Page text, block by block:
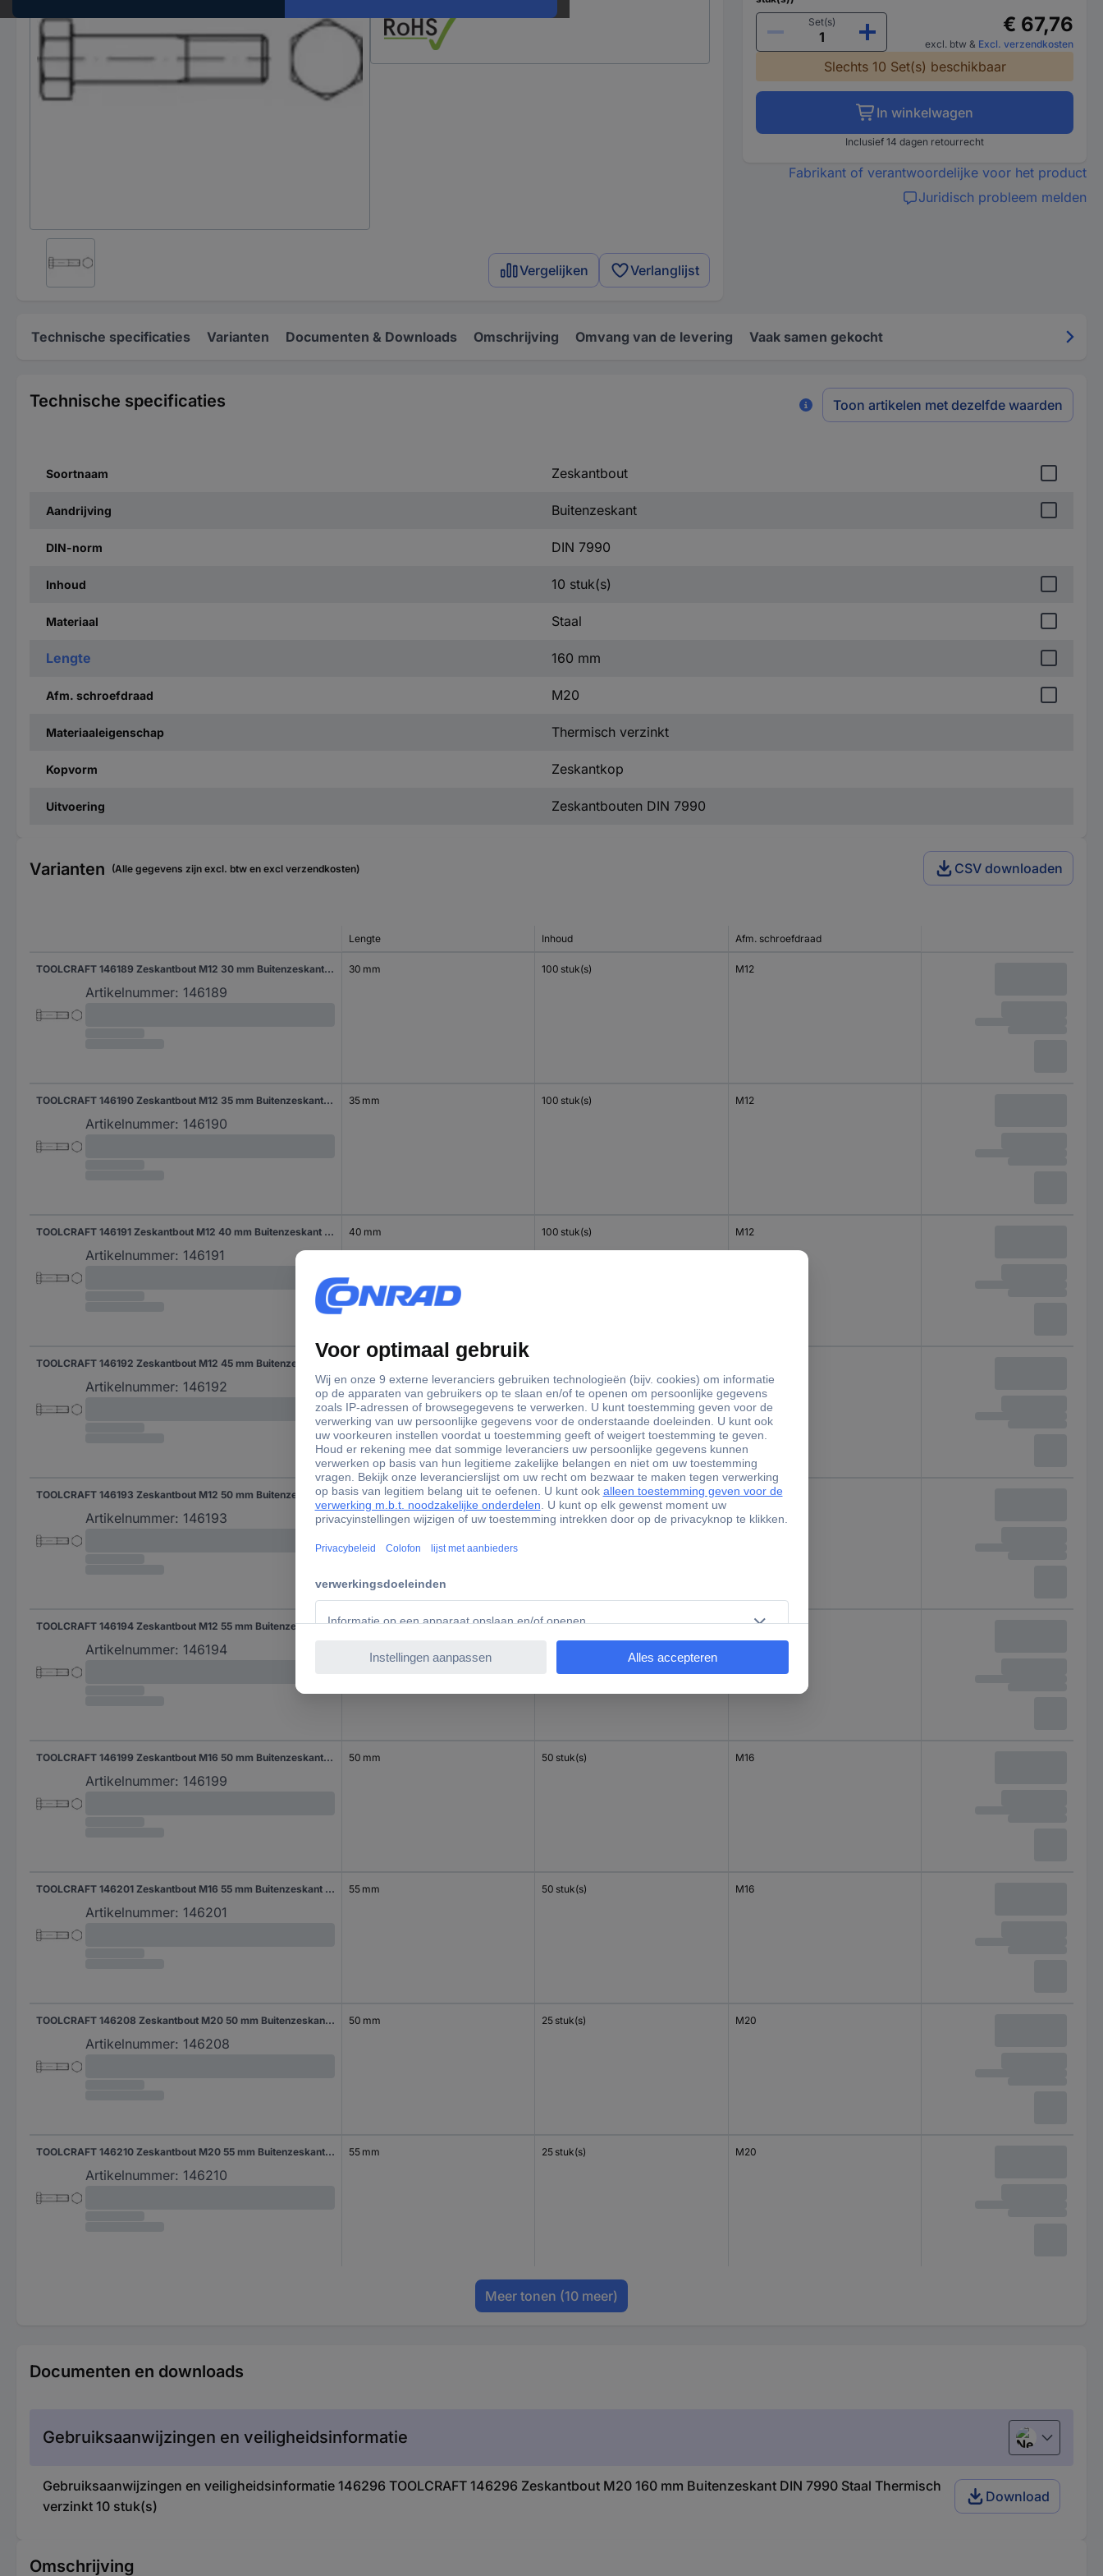
Vergelijken Verlanglijst
Set(s)
€ 67,76
excl. btw & Excl. verzendkosten
Slechts 10 Set(s) beschikbaar
In winkelwagen
Inclusief 14 dagen retourrecht
Fabrikant of verantwoordelijke voor het product
Juridisch probleem melden
Technische specificaties Varianten Documenten & Downloads Omschrijving Omvang van de levering Vaak samen gekocht
Technische specificaties Toon artikelen met dezelfde waarden
Soortnaam Zeskantbout
Aandrijving Buitenzeskant
DIN-norm DIN 7990
Inhoud 10 stuk(s)
Materiaal Staal
Lengte 160 mm
Afm. schroefdraad M20
Materiaaleigenschap Thermisch verzinkt
Kopvorm Zeskantkop
Uitvoering Zeskantbouten DIN 7990
Varianten (Alle gegevens zijn excl. btw en excl verzendkosten) CSV downloaden
Lengte Inhoud Afm. schroefdraad
TOOLCRAFT 146189 Zeskantbout M12 30 mm Buitenzeskant DIN 7990 Staal 100 stuk(s)
Artikelnummer: 146189
30 mm 100 stuk(s) M12
TOOLCRAFT 146190 Zeskantbout M12 35 mm Buitenzeskant DIN 7990 Staal 100 stuk(s)
Artikelnummer: 146190
35 mm 100 stuk(s) M12
TOOLCRAFT 146191 Zeskantbout M12 40 mm Buitenzeskant DIN 7990 Staal 100 stuk(s)
Artikelnummer: 146191
40 mm 100 stuk(s) M12
Artikelnummer: 146192
45 mm
TOOLCRAFT 146193 Zeskantbout M12 50 mm Buitenzeskant DIN 7990 Staal 100 stuk(s)
Artikelnummer: 146193
50 mm 100 stuk(s) M12
TOOLCRAFT 146194 Zeskantbout M12 55 mm Buitenzeskant DIN 7990 Staal 100 stuk(s)
Artikelnummer: 146194
55 mm 100 stuk(s) M12
TOOLCRAFT 146199 Zeskantbout M16 50 mm Buitenzeskant DIN 7990 Staal 50 stuk(s)
Artikelnummer: 146199
50 mm 50 stuk(s) M16
TOOLCRAFT 146201 Zeskantbout M16 55 mm Buitenzeskant DIN 7990 Staal 50 stuk(s)
Artikelnummer: 146201
55 mm 50 stuk(s) M16
TOOLCRAFT 146208 Zeskantbout M20 50 mm Buitenzeskant DIN 7990 Staal 25 stuk(s)
Artikelnummer: 146208
50 mm 25 stuk(s) M20
TOOLCRAFT 146210 Zeskantbout M20 55 mm Buitenzeskant DIN 7990 Staal 25 stuk(s)
Artikelnummer: 146210
55 mm 25 stuk(s) M20
Meer tonen (10 meer)
Documenten en downloads
Gebruiksaanwijzingen en veiligheidsinformatie Nederlands
Gebruiksaanwijzingen en veiligheidsinformatie 146296 TOOLCRAFT 146296 Zeskantbout M20 160 mm Buitenzeskant DIN 7990 Staal Thermisch
verzinkt 10 stuk(s)
Download
Omschrijving